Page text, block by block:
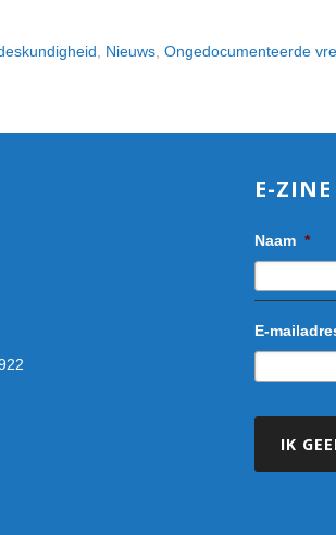
Nieuws Ongedocumenteerde
E-ZINE
Naam *
E-